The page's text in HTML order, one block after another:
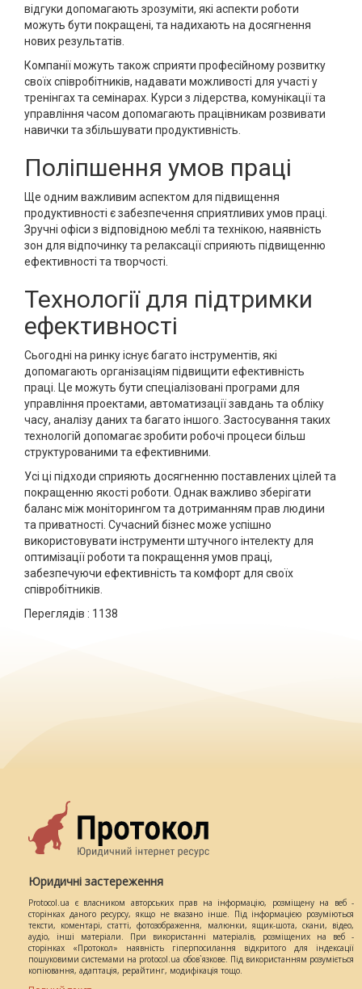
відгуки допомагають зрозуміти, які аспекти роботи
можуть бути покращені, та надихають на досягнення
нових результатів.
Компанії можуть також сприяти професійному розвитку
своїх співробітників, надавати можливості для участі у
тренінгах та семінарах. Курси з лідерства, комунікації та
управління часом допомагають працівникам розвивати
навички та збільшувати продуктивність.
Поліпшення умов праці
Ще одним важливим аспектом для підвищення
продуктивності є забезпечення сприятливих умов праці.
Зручні офіси з відповідною меблі та технікою, наявність
зон для відпочинку та релаксації сприяють підвищенню
ефективності та творчості.
Технології для підтримки
ефективності
Сьогодні на ринку існує багато інструментів, які
допомагають організаціям підвищити ефективність
праці. Це можуть бути спеціалізовані програми для
управління проектами, автоматизації завдань та обліку
часу, аналізу даних та багато іншого. Застосування таких
технологій допомагає зробити робочі процеси більш
структурованими та ефективними.
Усі ці підходи сприяють досягненню поставлених цілей та
покращенню якості роботи. Однак важливо зберігати
баланс між моніторингом та дотриманням прав людини
та приватності. Сучасний бізнес може успішно
використовувати інструменти штучного інтелекту для
оптимізації роботи та покращення умов праці,
забезпечуючи ефективність та комфорт для своїх
співробітників.
Переглядів : 1138
Юридичні застереження
Protocol.ua є власником авторських прав на інформацію, розміщену на веб -
сторінках даного ресурсу, якщо не вказано інше. Під інформацією розуміються
тексти, коментарі, статті, фотозображення, малюнки, ящик-шота, скани, відео,
аудіо, інші матеріали. При використанні матеріалів, розміщених на веб -
сторінках «Протокол» наявність гіперпосилання відкритого для індексації
пошуковими системами на protocol.ua обов`язкове. Під використанням розуміється
копіювання, адаптація, рерайтинг, модифікація тощо.